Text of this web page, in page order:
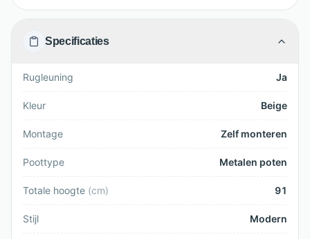
Specificaties
Rugleuning Ja
Kleur Beige
Montage Zelf monteren
Poottype Metalen poten
Totale hoogte (cm) 91
Stijl Modern